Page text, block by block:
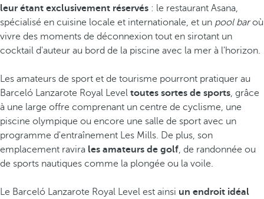
leur étant exclusivement réservés : le restaurant Asana,
spécialisé en cuisine locale et internationale, et un pool baroù
vivre des moments de déconnexion tout en sirotant un
cocktail d'auteur au bord de la piscine avec la mer à l'horizon.
Les amateurs de sport et de tourisme pourront pratiquer au
Barceló Lanzarote Royal Level toutes sortes de sports, grâce
à une large offre comprenant un centre de cyclisme, une
piscine olympique ou encore une salle de sport avec un
programme d'entraînement Les Mills. De plus, son
emplacement ravira les amateurs de golf, de randonnée ou
de sports nautiques comme la plongée ou la voile.
Le Barceló Lanzarote Royal Level est ainsi un endroit idéal